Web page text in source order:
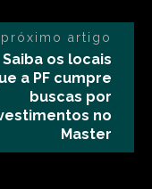
próximo artigo
Saiba os locais
a PF cumpre
buscas por
no
Master